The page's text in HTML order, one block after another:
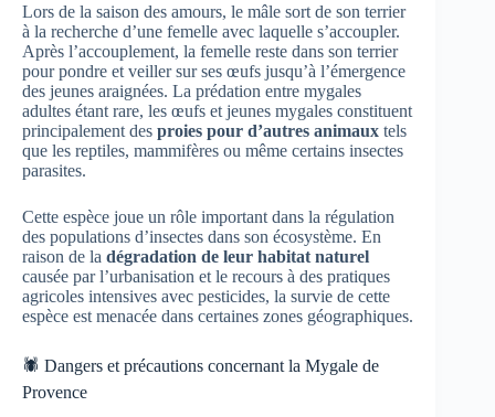
Lors de la saison des amours, le mâle sort de son terrier
à la recherche d’une femelle avec laquelle s’accoupler.
Après l’accouplement, la femelle reste dans son terrier
pour pondre et veiller sur ses œufs jusqu’à l’émergence
des jeunes araignées. La prédation entre mygales
adultes étant rare, les œufs et jeunes mygales constituent
principalement des proies pour d’autres animaux tels
que les reptiles, mammifères ou même certains insectes
parasites.
Cette espèce joue un rôle important dans la régulation
des populations d’insectes dans son écosystème. En
raison de la dégradation de leur habitat naturel
causée par l’urbanisation et le recours à des pratiques
agricoles intensives avec pesticides, la survie de cette
espèce est menacée dans certaines zones géographiques.
🕷️ Dangers et précautions concernant la Mygale de
Provence